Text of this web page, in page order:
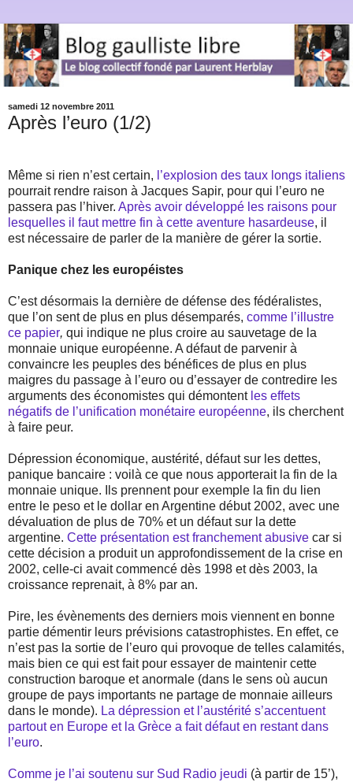
samedi 12 novembre 2011
Après l’euro (1/2)
Même si rien n’est certain, l’explosion des taux longs italiens
pourrait rendre raison à Jacques Sapir, pour qui l’euro ne
passera pas l’hiver. Après avoir développé les raisons pour
lesquelles il faut mettre fin à cette aventure hasardeuse, il
est nécessaire de parler de la manière de gérer la sortie.
Panique chez les européistes
C’est désormais la dernière de défense des fédéralistes,
que l’on sent de plus en plus désemparés, comme l’illustre
ce papier, qui indique ne plus croire au sauvetage de la
monnaie unique européenne. A défaut de parvenir à
convaincre les peuples des bénéfices de plus en plus
maigres du passage à l’euro ou d’essayer de contredire les
arguments des économistes qui démontent les effets
négatifs de l’unification monétaire européenne, ils cherchent
à faire peur.
Dépression économique, austérité, défaut sur les dettes,
panique bancaire : voilà ce que nous apporterait la fin de la
monnaie unique. Ils prennent pour exemple la fin du lien
entre le peso et le dollar en Argentine début 2002, avec une
dévaluation de plus de 70% et un défaut sur la dette
argentine. Cette présentation est franchement abusive car si
cette décision a produit un approfondissement de la crise en
2002, celle-ci avait commencé dès 1998 et dès 2003, la
croissance reprenait, à 8% par an.
Pire, les évènements des derniers mois viennent en bonne
partie démentir leurs prévisions catastrophistes. En effet, ce
n’est pas la sortie de l’euro qui provoque de telles calamités,
mais bien ce qui est fait pour essayer de maintenir cette
construction baroque et anormale (dans le sens où aucun
groupe de pays importants ne partage de monnaie ailleurs
dans le monde). La dépression et l’austérité s’accentuent
partout en Europe et la Grèce a fait défaut en restant dans
l’euro.
Comme je l’ai soutenu sur Sud Radio jeudi (à partir de 15’),